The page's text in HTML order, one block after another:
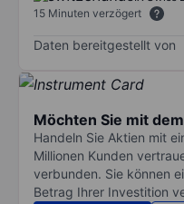
15 Minuten verzögert
Daten bereitgestellt von
Möchten Sie mit
Handeln Sie Aktien mit
Millionen Kunden
verbunden. Sie können
Betrag Ihrer Investition